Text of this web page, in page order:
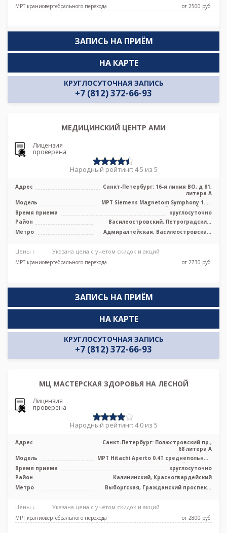
МРТ краниовертебрального перехода от 2500 pуб.
ЗАПИСЬ НА ПРИЁМ
КРУГЛОСУТОЧНАЯ ЗАПИСЬ
+7 (812) 372-66-93
НА КАРТЕ
МЕДИЦИНСКИЙ ЦЕНТР АМИ
Лицензия
проверена
Народный рейтинг: 4.5 из 5
Адрес
Санкт-Петербург: 16-я линия ВО, д 81,
литера А
Модель
МРТ Siemens Magnetom Symphony 1.5T
высокопольный закрытый тип
Время приема
круглосуточно
Район
Василеостровский, Петроградский,
Адмиралтейский
Метро
Адмиралтейская, Василеостровская,
Цены ↓ Указана цена с учетом скидок и акций
МРТ краниовертебрального перехода от 2730 pуб.
ЗАПИСЬ НА ПРИЁМ
КРУГЛОСУТОЧНАЯ ЗАПИСЬ
+7 (812) 372-66-93
НА КАРТЕ
МЦ МАСТЕРСКАЯ ЗДОРОВЬЯ НА ЛЕСНОЙ
Лицензия
проверена
Народный рейтинг: 4.0 из 5
Адрес
Санкт-Петербург: Полюстровский пр.,
68 литера А
Модель
МРТ Hitachi Aperto 0.4T среднепольный
открытый тип, УЗИ
Время приема
круглосуточно
Район
Калининский, Красногвардейский
Метро
Выборгская, Гражданский проспект,
Цены ↓ Указана цена с учетом скидок и акций
МРТ краниовертебрального перехода от 2800 pуб.